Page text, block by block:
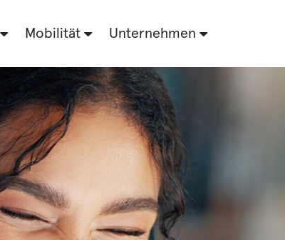
Mobilität Unternehmen